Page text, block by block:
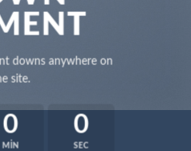
downs anywhere on
site.
0
MIN
0
SEC